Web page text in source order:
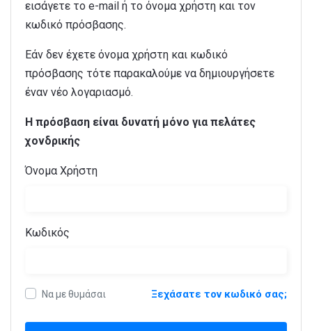
εισάγετε το e-mail ή το όνομα χρήστη και τον
κωδικό πρόσβασης.
Εάν δεν έχετε όνομα χρήστη και κωδικό
πρόσβασης τότε παρακαλούμε να δημιουργήσετε
έναν νέο λογαριασμό.
Η πρόσβαση είναι δυνατή μόνο για πελάτες
χονδρικής
Όνομα Χρήστη
Κωδικός
Να με θυμάσαι Ξεχάσατε τον κωδικό σας;